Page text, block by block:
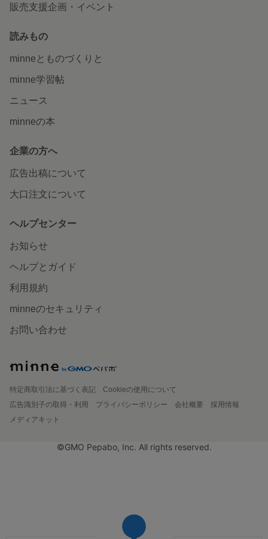
販売支援企画・イベント
読みもの
minneとものづくりと
minne学習帖
ニュース
minneの本
企業の方へ
広告出稿について
大口注文について
ヘルプセンター
お知らせ
ヘルプとガイド
利用規約
minneのセキュリティ
お問い合わせ
特定商取引法に基づく表記
Cookieの使用について
広告識別子の取得・利用
プライバシーポリシー 会社概要
採用情報
メディアキット
©GMO Pepabo, Inc. All rights reserved.